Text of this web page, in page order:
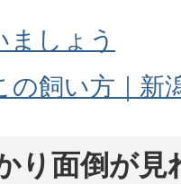
しょう
の飼い方｜新
り面倒が見